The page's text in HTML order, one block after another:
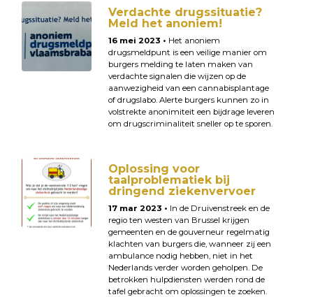
Verdachte drugssituatie?
Meld het anoniem!
16 mei 2023 • Het anoniem
drugsmeldpunt is een veilige manier om
burgers melding te laten maken van
verdachte signalen die wijzen op de
aanwezigheid van een cannabisplantage
of drugslabo. Alerte burgers kunnen zo in
volstrekte anonimiteit een bijdrage leveren
om drugscriminaliteit sneller op te sporen.
Oplossing voor
taalproblematiek bij
dringend ziekenvervoer
17 mar 2023 • In de Druivenstreek en de
regio ten westen van Brussel krijgen
gemeenten en de gouverneur regelmatig
klachten van burgers die, wanneer zij een
ambulance nodig hebben, niet in het
Nederlands verder worden geholpen. De
betrokken hulpdiensten werden rond de
tafel gebracht om oplossingen te zoeken.